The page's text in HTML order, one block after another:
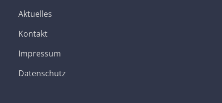
Aktuelles
Kontakt
Impressum
Datenschutz